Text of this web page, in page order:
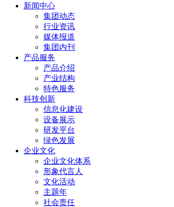
新闻中心
集团动态
行业资讯
媒体报道
集团内刊
产品服务
产品介绍
产业结构
特色服务
科技创新
信息化建设
设备展示
研发平台
绿色发展
企业文化
企业文化体系
形象代言人
文化活动
主题年
社会责任